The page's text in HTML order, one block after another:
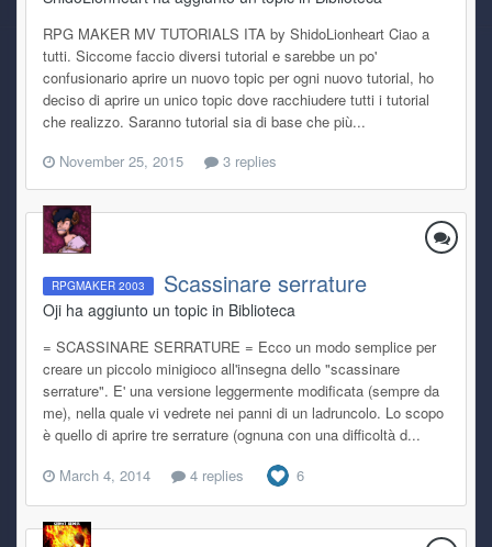
RPG MAKER MV TUTORIALS ITA by ShidoLionheart Ciao a
tutti. Siccome faccio diversi tutorial e sarebbe un po'
confusionario aprire un nuovo topic per ogni nuovo tutorial, ho
deciso di aprire un unico topic dove racchiudere tutti i tutorial
che realizzo. Saranno tutorial sia di base che più...
November 25, 2015
3 replies
RPGMAKER 2003 Scassinare serrature
Oji ha aggiunto un topic in Biblioteca
= SCASSINARE SERRATURE = Ecco un modo semplice per
creare un piccolo minigioco all'insegna dello "scassinare
serrature". E' una versione leggermente modificata (sempre da
me), nella quale vi vedrete nei panni di un ladruncolo. Lo scopo
è quello di aprire tre serrature (ognuna con una difficoltà d...
March 4, 2014
4 replies 6